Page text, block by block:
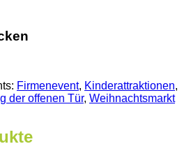
Firmenevent, Kinderattraktionen
der offenen Tür, Weihnachtsmarkt